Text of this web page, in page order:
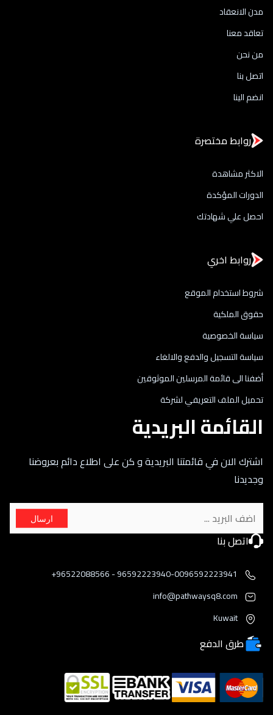
مدن الانعقاد
تعاقد معنا
من نحن
اتصل بنا
انضم الينا
روابط مختصرة
الاكثر مشاهدة
الدورات المؤكدة
احصل علي شهادتك
روابط اخري
شروط استخدام الموقع
حقوق الملكية
سياسة الخصوصية
سياسة التسجيل والدفع والالغاء
أضفنا الى قائمة المرسلين الموثوقين
تحميل الملف التعريفي لشركة
القائمة البريدية
اشترك الان في قائمتنا البريدية و كن على اطلاع دائم بعروضنا
وجديدنا
ارسال
اتصل بنا
96592223940-0096592223941 - 96522088566+
info@pathwaysq8.com
Kuwait
طرق الدفع